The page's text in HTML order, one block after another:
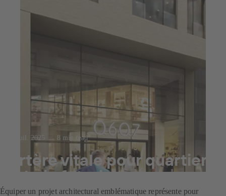
23 juil. 2025 8 min read
Artère vitale pour quartier
urbain futuriste
Équiper un projet architectural emblématique représente pour